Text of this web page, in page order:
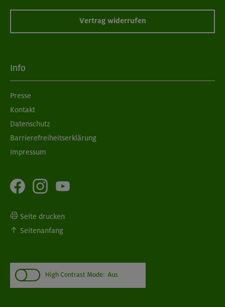
Vertrag widerrufen
Info
Presse
Kontakt
Datenschutz
Barrierefreiheitserklärung
Impressum
Seite drucken
Seitenanfang
High Contrast Mode: Aus